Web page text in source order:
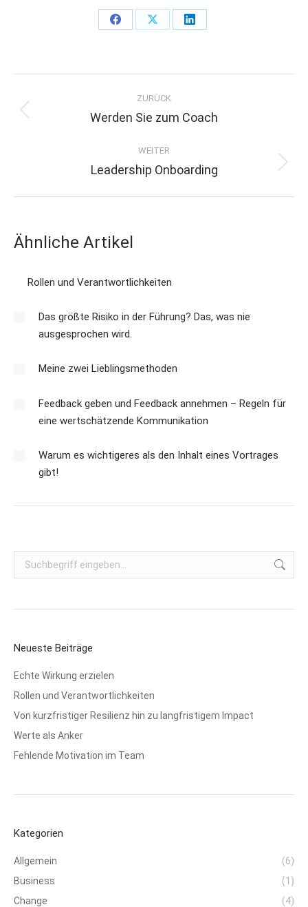
Share
Share
Share
o
a
i
ZURÜCK
Previous
Werden Sie zum Coach
WEITER
Next
Leadership Onboarding
Ähnliche Artikel
Rollen und Verantwortlichkeiten
Das größte Risiko in der Führung? Das, was nie
ausgesprochen wird.
Meine zwei Lieblingsmethoden
Feedback geben und Feedback annehmen – Regeln für
eine wertschätzende Kommunikation
Warum es wichtigeres als den Inhalt eines Vortrages
gibt!
Search:
Neueste Beiträge
Echte Wirkung erzielen
Rollen und Verantwortlichkeiten
Von kurzfristiger Resilienz hin zu langfristigem Impact
Werte als Anker
Fehlende Motivation im Team
Kategorien
Allgemein
(6)
Business
(1)
Change
(4)